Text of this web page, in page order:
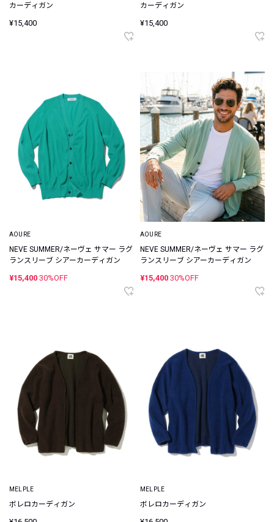
カーディガン
¥15,400
カーディガン
¥15,400
AOURE
NEVE SUMMER/ネーヴェ サマー ラグ
ランスリーブ シアーカーディガン
¥15,400 30%OFF
AOURE
NEVE SUMMER/ネーヴェ サマー ラグ
ランスリーブ シアーカーディガン
¥15,400 30%OFF
MELPLE
ボレロカーディガン
MELPLE
ボレロカーディガン